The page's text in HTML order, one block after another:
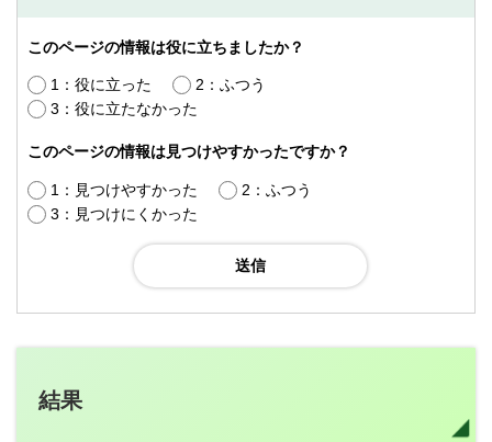
このページの情報は役に立ちましたか？
1：役に立った
2：ふつう
3：役に立たなかった
このページの情報は見つけやすかったですか？
1：見つけやすかった
2：ふつう
3：見つけにくかった
結果